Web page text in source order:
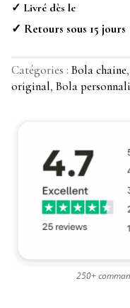
✓ Livré dès le
✓ Retours sous 15 jours
Catégories : Bola chaine,
original, Bola
250+